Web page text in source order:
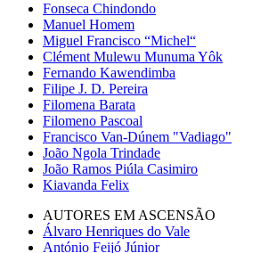
Fonseca Chindondo
Manuel Homem
Miguel Francisco “Michel“
Clément Mulewu Munuma Yôk
Fernando Kawendimba
Filipe J. D. Pereira
Filomena Barata
Filomeno Pascoal
Francisco Van-Dúnem "Vadiago"
João Ngola Trindade
João Ramos Piúla Casimiro
Kiavanda Felix
AUTORES EM ASCENSÃO
Álvaro Henriques do Vale
António Feijó Júnior